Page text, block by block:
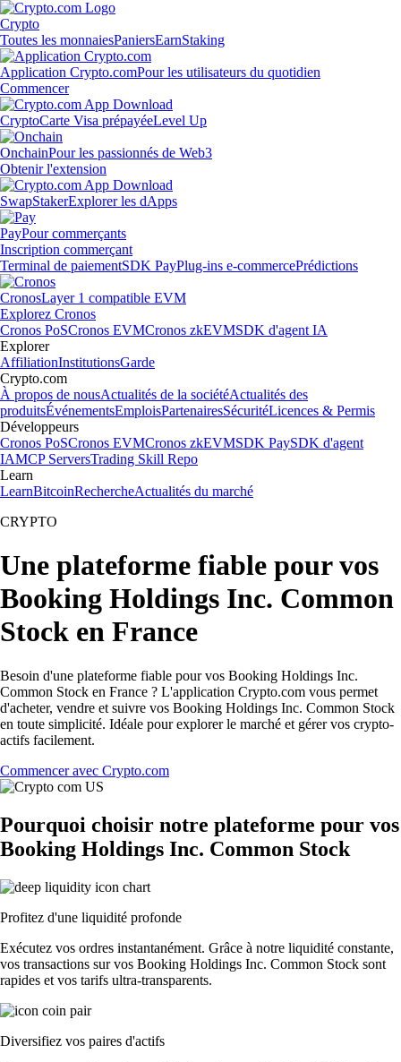
Crypto
Toutes les monnaiesPaniersEarnStaking
Application Crypto.comPour les utilisateurs du quotidien
Commencer
CryptoCarte Visa prépayéeLevel Up
OnchainPour les passionnés de Web3
Obtenir l'extension
SwapStakerExplorer les dApps
PayPour commerçants
Inscription commerçant
Terminal de paiementSDK PayPlug-ins e-commercePrédictions
CronosLayer 1 compatible EVM
Explorez Cronos
Cronos PoSCronos EVMCronos zkEVMSDK d'agent IA
Explorer
AffiliationInstitutionsGarde
Crypto.com
À propos de nousActualités de la sociétéActualités des
produitsÉvénementsEmploisPartenairesSécuritéLicences & Permis
Développeurs
Cronos PoSCronos EVMCronos zkEVMSDK PaySDK d'agent
IAMCP ServersTrading Skill Repo
Learn
LearnBitcoinRechercheActualités du marché
CRYPTO
Une plateforme fiable pour vos
Booking Holdings Inc. Common
Stock en France
Besoin d'une plateforme fiable pour vos Booking Holdings Inc.
Common Stock en France ? L'application Crypto.com vous permet
d'acheter, vendre et suivre vos Booking Holdings Inc. Common Stock
en toute simplicité. Idéale pour explorer le marché et gérer vos crypto-
actifs facilement.
Commencer avec Crypto.com
Pourquoi choisir notre plateforme pour vos
Booking Holdings Inc. Common Stock
Profitez d'une liquidité profonde
Exécutez vos ordres instantanément. Grâce à notre liquidité constante,
vos transactions sur vos Booking Holdings Inc. Common Stock sont
rapides et vos tarifs ultra-transparents.
Diversifiez vos paires d'actifs